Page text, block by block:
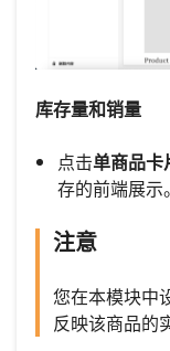
库存量和销量
点击单商品卡
存的前端展示。
注意
您在本模块中
反映该商品的